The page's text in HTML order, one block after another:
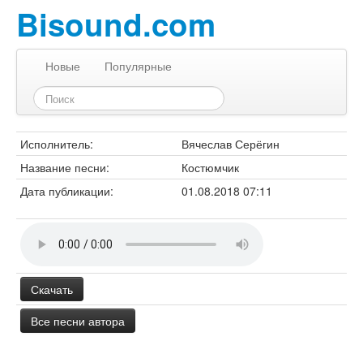
Bisound.com
Новые Популярные
Исполнитель:
Вячеслав Серёгин
Название песни:
Костюмчик
Дата публикации:
01.08.2018 07:11
Скачать
Все песни автора